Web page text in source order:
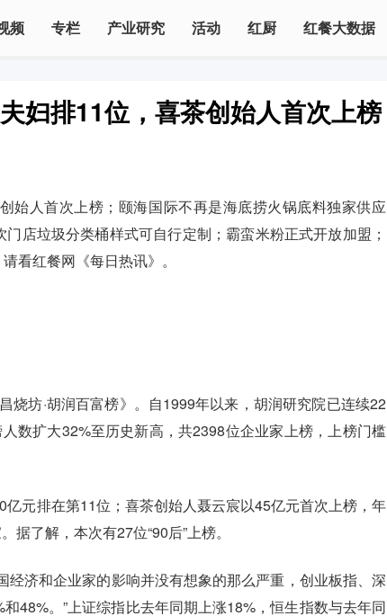
频 专栏 产业研究 活动 红厨 红餐大数据
妇排11位，喜茶创始人首次上榜
始人首次上榜；颐海国际不再是海底捞火锅底料独家供应
店垃圾分类桶样式可自行定制；霸蛮米粉正式开放加盟；
看红餐网《每日热讯》。
烧坊·胡润百富榜》。自1999年以来，胡润研究院已连续22
数扩大32%至历史新高，共2398位企业家上榜，上榜门槛
元排在第11位；喜茶创始人聂云宸以45亿元首次上榜，年
据了解，本次有27位“90后”上榜。
济和企业家的影响并没有想象的那么严重，创业板指、深
48%。”上证综指比去年同期上涨18%，恒生指数与去年同